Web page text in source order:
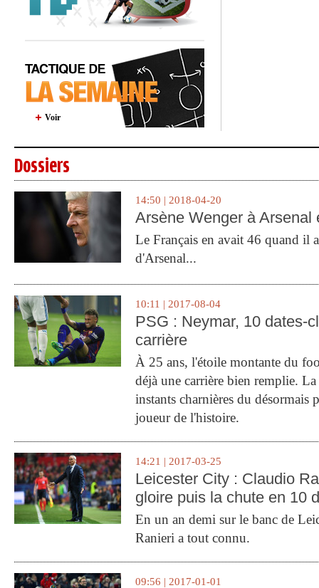
Voir
Dossiers
14:50 | 2018-04-20
Arsène Wenger à Arsenal
Le Français en avait 46 quand il
d'Arsenal...
10:11 | 2017-08-04
PSG : Neymar, 10 dates-
carrière
À 25 ans, l'étoile montante du
déjà une carrière bien remplie.
instants charnières du désormais
joueur de l'histoire.
14:21 | 2017-03-25
Leicester City : Claudio
gloire puis la chute en 10
En un an demi sur le banc de
Ranieri a tout connu.
09:56 | 2017-01-01